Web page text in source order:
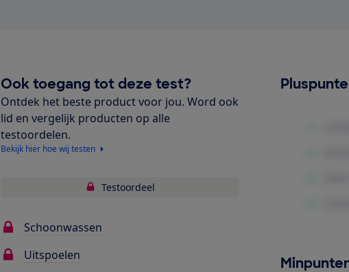
Ook toegang tot deze test?
Ontdek het beste product voor jou. Word ook
lid en vergelijk producten op alle
testoordelen.
Bekijk hier hoe wij testen
Testoordeel
Schoonwassen
Uitspoelen